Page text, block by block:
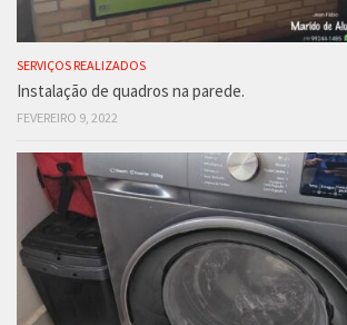
SERVIÇOS REALIZADOS
Instalação de quadros na parede.
FEVEREIRO 9, 2022